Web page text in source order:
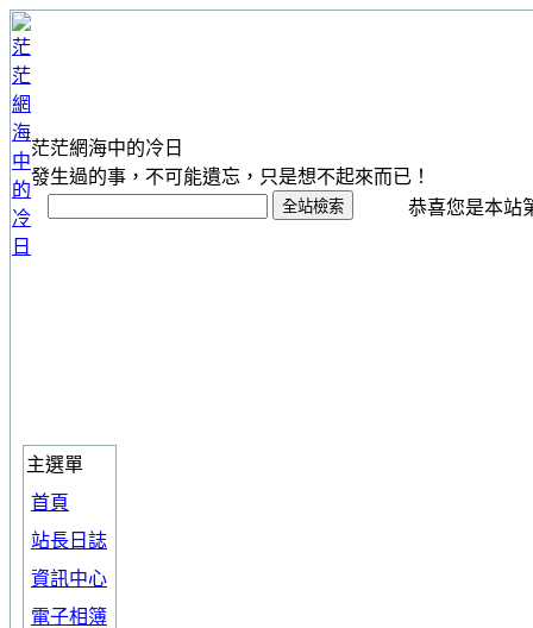
茫茫網海中的冷日
發生過的事，不可能遺忘，只是想不起來而已！
恭喜您是本站
主選單
首頁
站長日誌
資訊中心
電子相簿